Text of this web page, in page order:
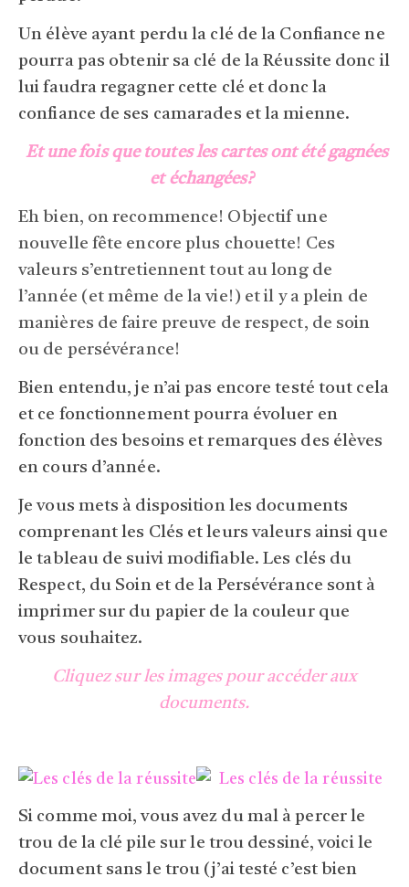
Un élève ayant perdu la clé de la Confiance ne
pourra pas obtenir sa clé de la Réussite donc il
lui faudra regagner cette clé et donc la
confiance de ses camarades et la mienne.
Et une fois que toutes les cartes ont été gagnées
et échangées?
Eh bien, on recommence! Objectif une
nouvelle fête encore plus chouette! Ces
valeurs s’entretiennent tout au long de
l’année (et même de la vie!) et il y a plein de
manières de faire preuve de respect, de soin
ou de persévérance!
Bien entendu, je n’ai pas encore testé tout cela
et ce fonctionnement pourra évoluer en
fonction des besoins et remarques des élèves
en cours d’année.
Je vous mets à disposition les documents
comprenant les Clés et leurs valeurs ainsi que
le tableau de suivi modifiable. Les clés du
Respect, du Soin et de la Persévérance sont à
imprimer sur du papier de la couleur que
vous souhaitez.
Cliquez sur les images pour accéder aux
documents.
Si comme moi, vous avez du mal à percer le
trou de la clé pile sur le trou dessiné, voici le
document sans le trou (j’ai testé c’est bien